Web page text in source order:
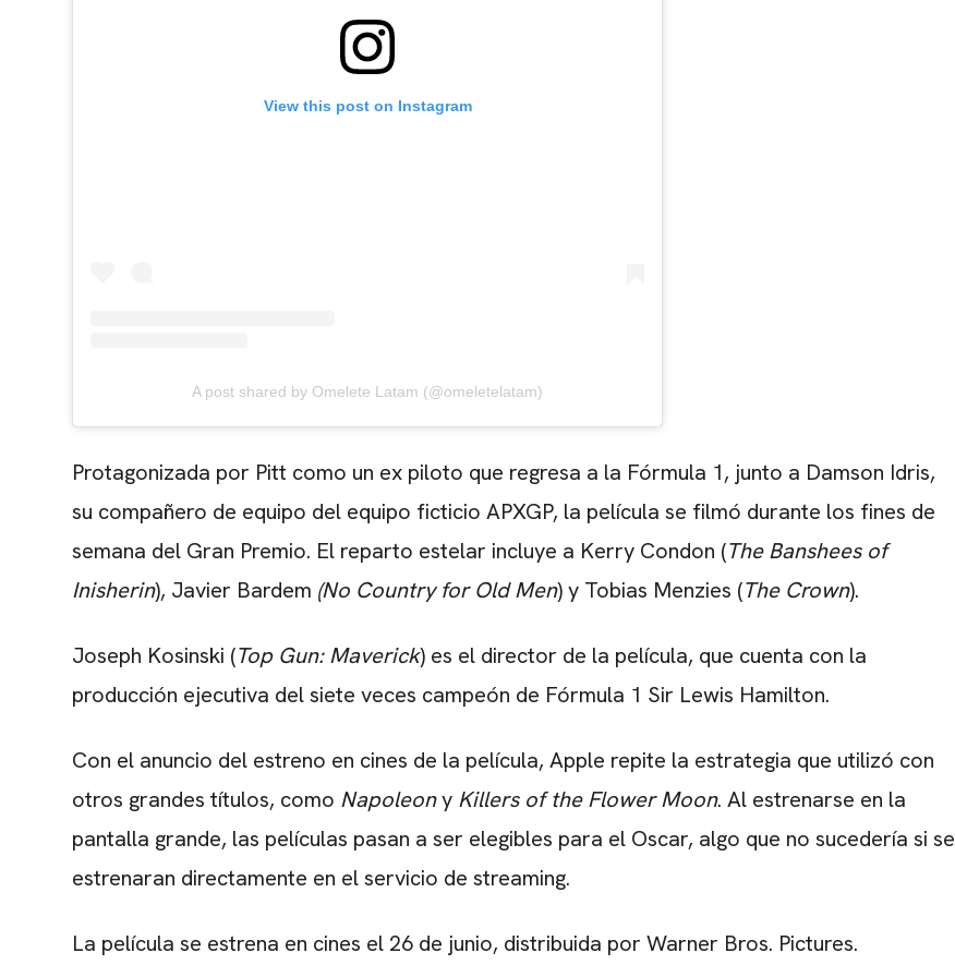
View this post on Instagram
A post shared by Omelete Latam (@omeletelatam)
Protagonizada por Pitt como un ex piloto que regresa a la Fórmula 1, junto a Damson Idris,
su compañero de equipo del equipo ficticio APXGP, la película se filmó durante los fines de
semana del Gran Premio. El reparto estelar incluye a Kerry Condon (The Banshees of
Inisherin), Javier Bardem (No Country for Old Men) y Tobias Menzies (The Crown).
Joseph Kosinski (Top Gun: Maverick) es el director de la película, que cuenta con la
producción ejecutiva del siete veces campeón de Fórmula 1 Sir Lewis Hamilton.
Con el anuncio del estreno en cines de la película, Apple repite la estrategia que utilizó con
otros grandes títulos, como Napoleony Killers of the Flower Moon. Al estrenarse en la
pantalla grande, las películas pasan a ser elegibles para el Oscar, algo que no sucedería si se
estrenaran directamente en el servicio de streaming.
La película se estrena en cines el 26 de junio, distribuida por Warner Bros. Pictures.